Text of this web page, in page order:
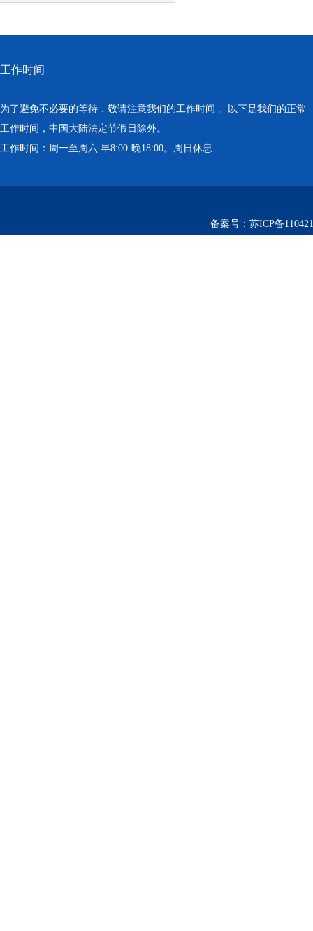
工作时间
为了避免不必要的等待，敬请注意我们的工作时间 。以下是我们的正常
工作时间，中国大陆法定节假日除外。
工作时间：周一至周六 早8:00-晚18:00。周日休息
备案号： 苏ICP备